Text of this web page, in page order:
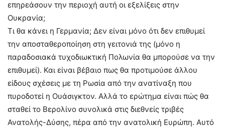
επηρεάσουν την περιοχή αυτή οι εξελίξεις στην
Ουκρανία;
Τι θα κάνει η Γερμανία; Δεν είναι μόνο ότι δεν επιθυμεί
την αποσταθεροποίηση στη γειτονιά της (μόνο η
παραδοσιακά τυχοδιωκτική Πολωνία θα μπορούσε να την
επιθυμεί). Και είναι βέβαιο πως θα προτιμούσε άλλου
είδους σχέσεις με τη Ρωσία από την ανατίναξη που
πυροδοτεί η Ουάσιγκτον. Αλλά το ερώτημα είναι πώς θα
σταθεί το Βερολίνο συνολικά στις διεθνείς τριβές
Ανατολής-Δύσης, πέρα από την ανατολική Ευρώπη. Αυτό